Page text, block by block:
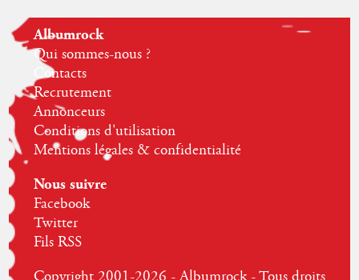
Albumrock
Qui sommes-nous ?
Contacts
Recrutement
Annonceurs
Conditions d'utilisation
Mentions légales & confidentialité
Nous suivre
Facebook
Twitter
Fils RSS